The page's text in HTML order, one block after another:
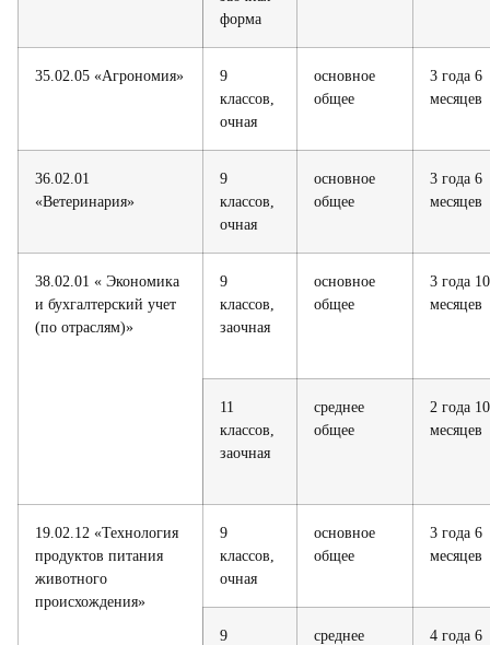
форма
35.02.05 «Агрономия»
9
классов,
очная
основное
общее
3 года 6
месяцев
36.02.01
«Ветеринария»
9
классов,
очная
основное
общее
3 года 6
месяцев
38.02.01 « Экономика
и бухгалтерский учет
(по отраслям)»
9
классов,
заочная
основное
общее
3 года 10
месяцев
11
классов,
заочная
среднее
общее
2 года 10
месяцев
19.02.12 «Технология
продуктов питания
животного
происхождения»
9
классов,
очная
основное
общее
3 года 6
месяцев
9
среднее
4 года 6